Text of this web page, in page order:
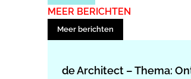
MEER BERICHTEN
Meer berichten
de Architect – Thema: